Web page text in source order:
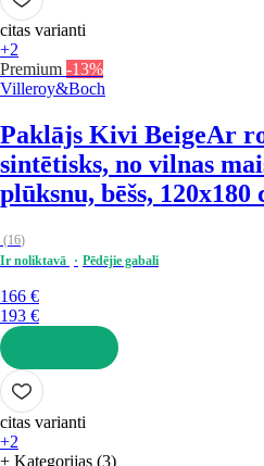
citas varianti
+2
Premium -13%
Villeroy&Boch
Paklājs Kivi BeigeAr
sintētisks, no vilnas
plūksnu, bēšs, 120x180
(16)
Ir noliktavā
Pēdējie gabali
166 €
193 €
LIKT GROZĀ
citas varianti
+2
+ Kategorijas (3)